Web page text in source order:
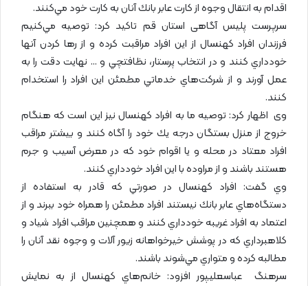
اقدام به انتقال وجوه از كارت عابر بانك آنان به كارت خود مي‌كنند.
سرپرست پلیس آگاهی استان قم تاكيد كرد: توصيه مي‌كنيم
فرزندان افراد كهنسال از اين افراد مراقبت كرده و از رها كردن آنها
خودداري كنند و در انتخاب پرستار، نظافتچي و … نهايت دقت را به
عمل آورند و از شركت‌هاي خدماتي مطمئن اين افراد را استخدام
كنند.
وی اظهار كرد: توصيه ما به افراد كهنسال نيز اين است كه هنگام
خروج از منزل بستگان درجه يك خود را آگاه كنند و بيشتر مراقب
افراد معتاد در محله و يا اقوام خود كه در معرض آسيب و جرم
هستند باشند و از مراوده با اين افراد خودداري كنند.
وي گفت: افراد كهنسال در صورتي كه قادر به استفاده از
دستگاه‌هاي عابر بانك نيستند افراد مطمئن را همراه خود ببرند و از
اعتماد به افراد غريبه خودداري كنند و همچنين مراقب افراد شياد و
كلاهبرداري كه در پوشش خيرخواهانه زيور آلات و وجوه نقد آنان را
مطالبه كرده و متواري مي‌شوند باشند.
سرهنگ عباسعلیپور افزود: خانم‌هاي كهنسال از به نمايش